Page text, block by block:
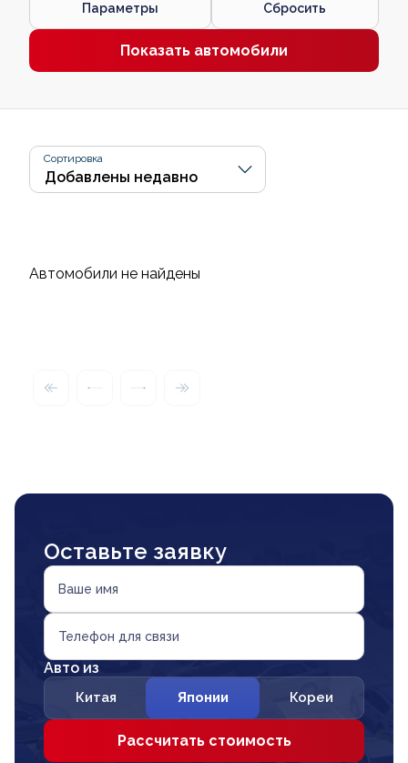
Параметры Сбросить
Показать автомобили
Сортировка
Автомобили не найдены
Оставьте заявку
Ваше имя
Телефон для связи
Авто из
Китая Японии Кореи
Рассчитать стоимость